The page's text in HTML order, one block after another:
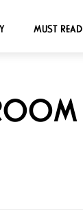
MUST READ